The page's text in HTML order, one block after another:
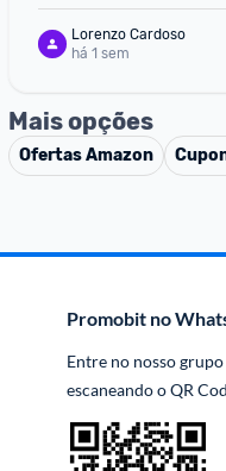
Lorenzo Cardoso
há 1 sem
Mais opções
OfertasAmazon
Promobit no
Entre no nosso
escaneando o QR